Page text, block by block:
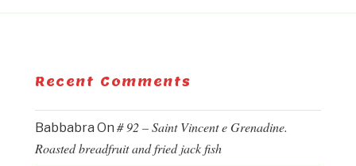
Recent Comments
Babbabra On # 92 – Saint Vincent e Grenadine.
Roasted breadfruit and fried jack fish